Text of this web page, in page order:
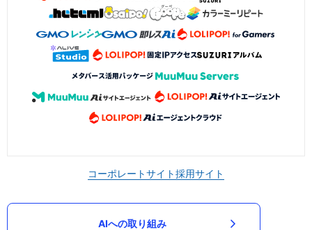
コーポレートサイト採用サイト
AIへの取り組み